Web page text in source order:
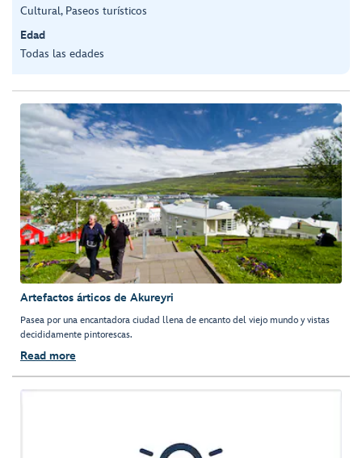
Cultural, Paseos turísticos
Edad
Todas las edades
Artefactos árticos de Akureyri
Pasea por una encantadora ciudad llena de encanto del viejo mundo y vistas
decididamente pintorescas.
Read more